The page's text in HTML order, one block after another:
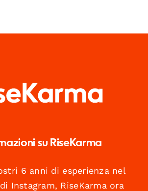
su RiseKarma
6 anni di esperienza nel
Instagram, RiseKarma ora